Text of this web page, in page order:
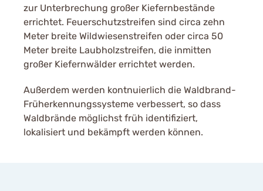
zur Unterbrechung großer Kiefernbestände
errichtet. Feuerschutzstreifen sind circa zehn
Meter breite Wildwiesenstreifen oder circa 50
Meter breite Laubholzstreifen, die inmitten
großer Kiefernwälder errichtet werden.
Außerdem werden kontnuierlich die Waldbrand-
Früherkennungssysteme verbessert, so dass
Waldbrände möglichst früh identifiziert,
lokalisiert und bekämpft werden können.